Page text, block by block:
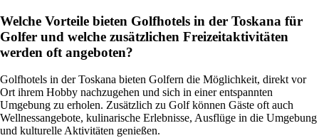
Welche Vorteile bieten Golfhotels in der Toskana für
Golfer und welche zusätzlichen Freizeitaktivitäten
werden oft angeboten?
Golfhotels in der Toskana bieten Golfern die Möglichkeit, direkt vor
Ort ihrem Hobby nachzugehen und sich in einer entspannten
Umgebung zu erholen. Zusätzlich zu Golf können Gäste oft auch
Wellnessangebote, kulinarische Erlebnisse, Ausflüge in die Umgebung
und kulturelle Aktivitäten genießen.